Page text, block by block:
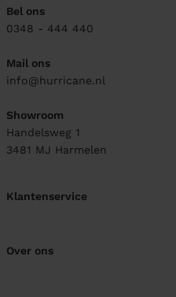
Bel ons
0348 - 444 440
Mail ons
info@hurricane.nl
Showroom
Handelsweg 1
3481 MJ Harmelen
Klantenservice
Over ons